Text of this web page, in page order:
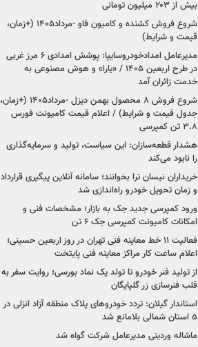
بیش از ۲۰۳ میلیون تومانی
شروع فروش کشنده و کامیون فاو -مرداد۱۴۰۵ (+زمان،
قیمت و شرایط)
مدیرعامل امدادخودروسایپا: پوشش امدادی ۶ مرز غربی
در طرح اربعین ۱۴۰۵ / «یارا» و هوش مصنوعی به
خدمت زائران آمد
شروع فروش ۸ محصول بهمن دیزل -مرداد۱۴۰۵ (+زمان،
جدول قیمت و شرایط) / اعلام قیمت کامیونت فورس
۳.۸ تن کمپرسی
هشدار قطعه‌سازان: این سیاست، تولید و سرمایه‌گذاری
را نابود می‌کند
خریداران نیسان ترا بخوانند؛ سامانه آنلاین پیگیری قرارداد
و زمان تحویل خودرو راه‌اندازی شد
ورود کمپرسی جدید جک به بازار؛ مشخصات فنی و
امکانات کامیونت کمپرسی جک ۶ تن
فعالیت ۱۱ خط معاینه فنی تهران در روز اربعین حسینی؛
اعلام ساعت کار مراکز معاینه فنی پایتخت
از تولید فنر خودرو تا تولد یک نماد بورسی؛ روایت سفر به
قلب فنرسازی زر گلپایگان
استاندار گیلان: تردد خودروهای پلاک منطقه آزاد انزلی در
۵ استان شمالی بلامانع شد
ماشاله وردینی مدیرعامل شرکت گواه شد